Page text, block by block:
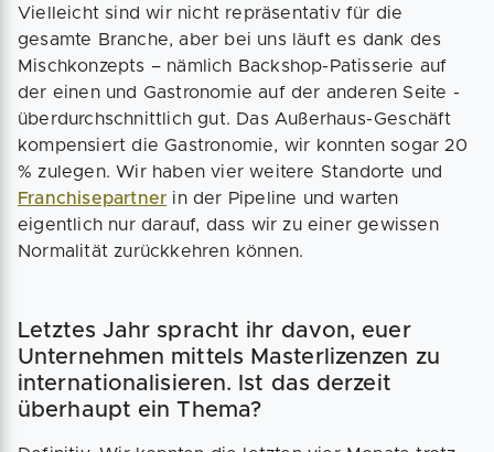
Vielleicht sind wir nicht repräsentativ für die
gesamte Branche, aber bei uns läuft es dank des
Mischkonzepts – nämlich Backshop-Patisserie auf
der einen und Gastronomie auf der anderen Seite -
überdurchschnittlich gut. Das Außerhaus-Geschäft
kompensiert die Gastronomie, wir konnten sogar 20
% zulegen. Wir haben vier weitere Standorte und
Franchisepartner in der Pipeline und warten
eigentlich nur darauf, dass wir zu einer gewissen
Normalität zurückkehren können.
Letztes Jahr spracht ihr davon, euer
Unternehmen mittels Masterlizenzen zu
internationalisieren. Ist das derzeit
überhaupt ein Thema?